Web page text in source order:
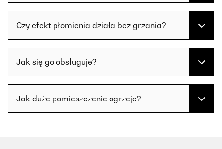
Czy efekt płomienia działa bez grzania?
Jak się go obsługuje?
Jak duże pomieszczenie ogrzeje?